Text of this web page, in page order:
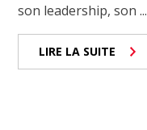
son leadership, son ...
LIRE LA SUITE